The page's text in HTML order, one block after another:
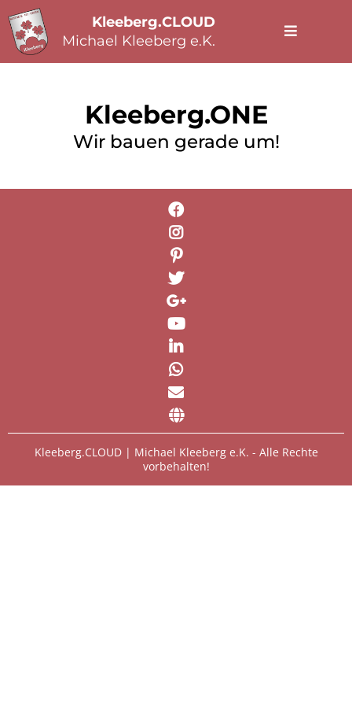
Kleeberg.CLOUD
Michael Kleeberg e.K.
Kleeberg.ONE
Wir bauen gerade um!
Kleeberg.CLOUD | Michael Kleeberg e.K. - Alle Rechte
vorbehalten!